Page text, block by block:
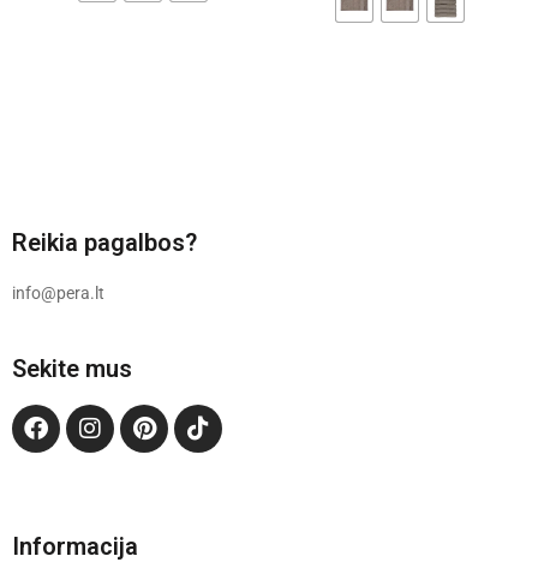
Reikia pagalbos?
info@pera.lt
Sekite mus
Informacija